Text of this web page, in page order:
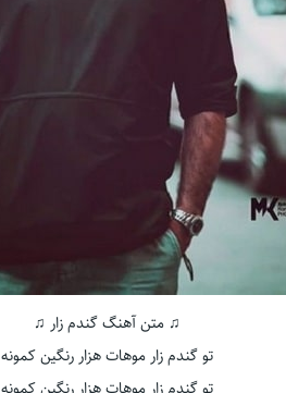
♫ متن آهنگ گندم زار ♫
تو گندم زار موهات هزار رنگین کمونه